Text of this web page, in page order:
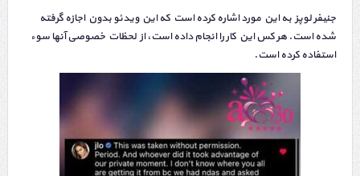
جنیفر لوپز به این مورد اشاره کرده است که این ویدئو بدون اجازه گرفته
شده است. هر کس این کار را انجام داده است، از لحظات خصوصی آنها سوء
استفاده کرده است.